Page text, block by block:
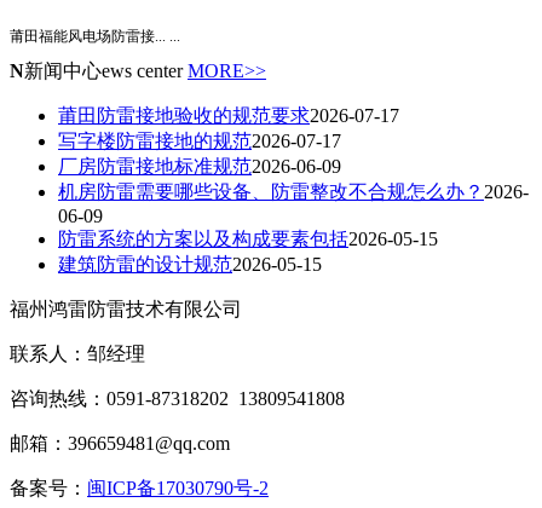
莆田福能风电场防雷接
N新闻中心ews center MORE>>
莆田防雷接地验收的规范要求2026-07-17
写字楼防雷接地的规范2026-07-17
厂房防雷接地标准规范2026-06-09
机房防雷需要哪些设备、防雷整改不合规怎么办？ 2026-
06-09
防雷系统的方案以及构成要素包括2026-05-15
建筑防雷的设计规范2026-05-15
福州鸿雷防雷技术有限公司
联系人：邹经理
咨询热线：0591-87318202 13809541808
邮箱：396659481@qq.com
备案号： 闽ICP备17030790号-2